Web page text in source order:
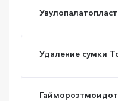
Удаление сумки